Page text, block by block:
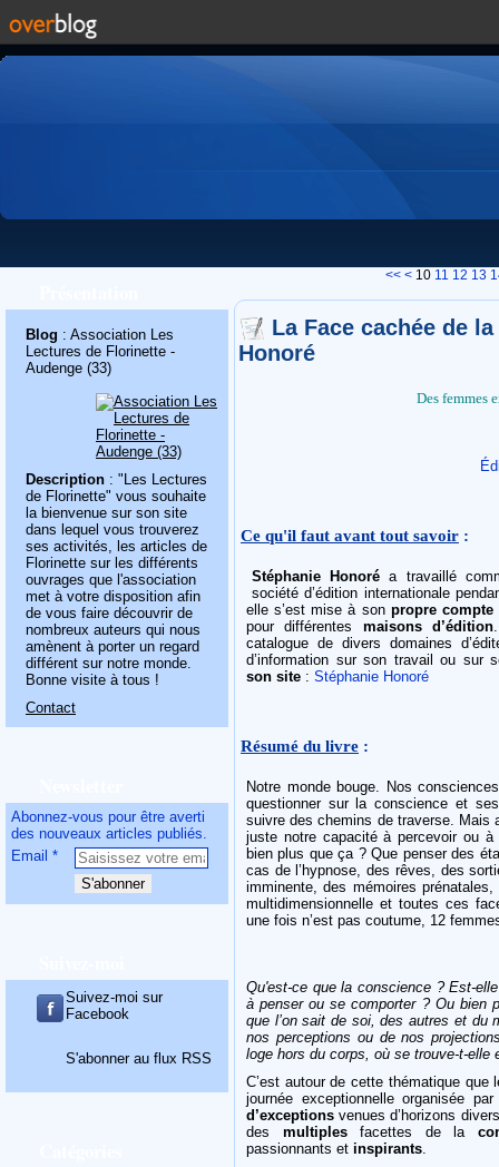
Blog : Association Les
Lectures de Florinette -
Audenge (33)
Description : "Les Lectures
de Florinette" vous souhaite
la bienvenue sur son site
dans lequel vous trouverez
ses activités, les articles de
Florinette sur les différents
ouvrages que l'association
met à votre disposition afin
de vous faire découvrir de
nombreux auteurs qui nous
amènent à porter un regard
différent sur notre monde.
Bonne visite à tous !
Contact
Abonnez-vous pour être averti
des nouveaux articles publiés.
Email
Suivez-moi sur
Facebook
S'abonner au flux RSS
<< < 10 11 12 13
La Face cachée de
Honoré
Des femmes
Ce qu'il faut avant tout savoir :
Stéphanie Honoré a travaillé
société d’édition internationale
elle s’est mise à son propre compte
pour différentes maisons d’édition
catalogue de divers domaines
d’information sur son travail ou sur
son site : Stéphanie Honoré
Résumé du livre :
Notre monde bouge. Nos
questionner sur la conscience et
suivre des chemins de traverse. Mais
juste notre capacité à percevoir ou
bien plus que ça ? Que penser des
cas de l’hypnose, des rêves, des
imminente, des mémoires
multidimensionnelle et toutes ces
une fois n’est pas coutume, 12
Qu'est-ce que la conscience ? Est-
à penser ou se comporter ? Ou bien
que l’on sait de soi, des autres et du
nos perceptions ou de nos
loge hors du corps, où se trouve-t-
C’est autour de cette thématique que
journée exceptionnelle organisée
d’exceptions venues d’horizons
des multiplesfacettes de la
passionnants et inspirants.